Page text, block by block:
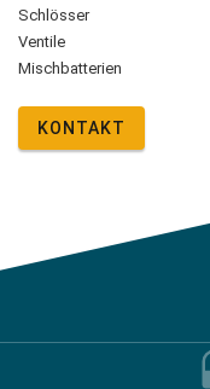
Schlösser
Ventile
Mischbatterien
KONTAKT